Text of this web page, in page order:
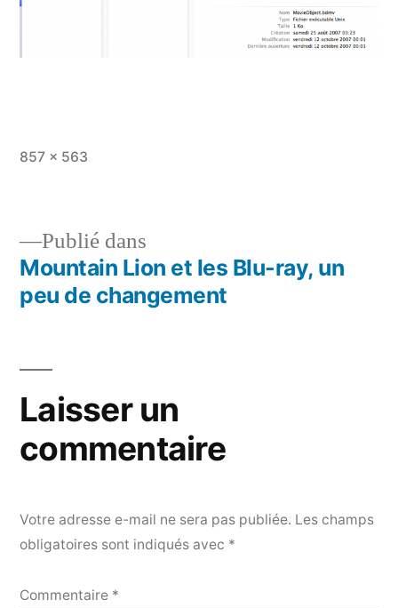
Taille
857 × 563
Navigation
l’article
Publié dans
Mountain Lion et les Blu-ray, un
peu de changement
Laisser un
commentaire
Votre adresse e-mail ne sera pas publiée. Les champs
obligatoires sont indiqués avec *
Commentaire *